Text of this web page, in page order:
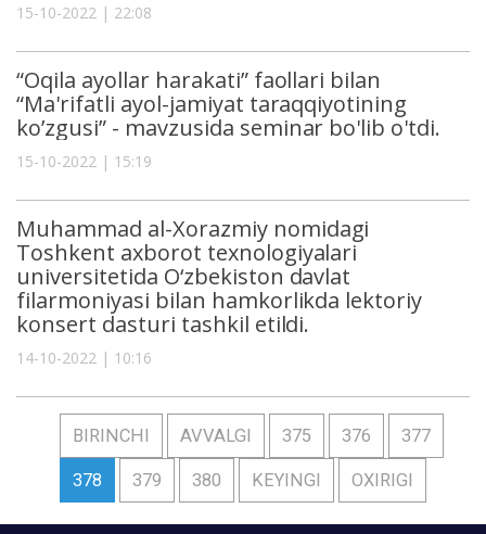
15-10-2022 | 22:08
“Oqila ayollar harakati” faollari bilan
“Ma'rifatli ayol-jamiyat taraqqiyotining
koʼzgusi” - mavzusida seminar bo'lib o'tdi.
15-10-2022 | 15:19
Muhammad al-Xorazmiy nomidagi
Toshkent axborot texnologiyalari
universitetida O‘zbekiston davlat
filarmoniyasi bilan hamkorlikda lektoriy
konsert dasturi tashkil etildi.
14-10-2022 | 10:16
BIRINCHI AVVALGI 375 376 377
378 379 380 KEYINGI OXIRIGI